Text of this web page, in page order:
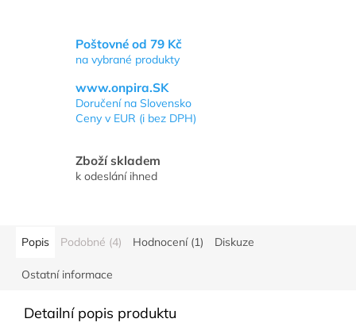
Poštovné od 79 Kč
na vybrané produkty
www.onpira.SK
Doručení na Slovensko
Ceny v EUR (i bez DPH)
Zboží skladem
k odeslání ihned
Popis Podobné (4) Hodnocení (1) Diskuze
Ostatní informace
Detailní popis produktu